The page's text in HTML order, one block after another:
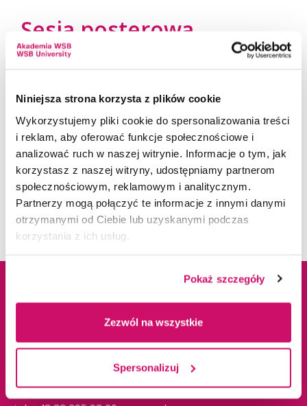
Niniejsza strona korzysta z plików cookie
Wykorzystujemy pliki cookie do spersonalizowania treści
i reklam, aby oferować funkcje społecznościowe i
analizować ruch w naszej witrynie. Informacje o tym, jak
korzystasz z naszej witryny, udostępniamy partnerom
społecznościowym, reklamowym i analitycznym.
Partnerzy mogą połączyć te informacje z innymi danymi
otrzymanymi od Ciebie lub uzyskanymi podczas
korzystania z ich usług.
Pokaż szczegóły
Zezwól na wszystkie
Spersonalizuj
Sesja posterowa
podczas konferencji
Prezentacje do pobrania
POKAŻ WIĘCEJ
dzien_1_20240515prezentod_hipoteradanielewic
z (960 KB)
dzien_1_karolina_grad_wtz (2.2 MB)
Dane adresowe
ul. Cieplaka 1C
Górnicza
Kampusy
Cieszyn
Dąbrowa Górnicza
Gliwice